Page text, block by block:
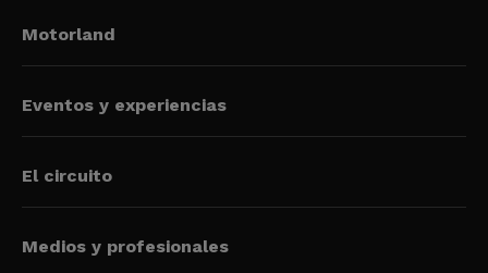
Motorland
Eventos y experiencias
El circuito
Medios y profesionales